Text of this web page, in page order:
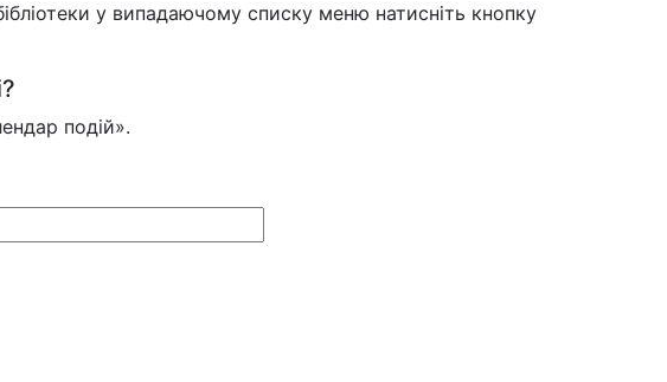
у випадаючому списку меню натисніть кнопку
подій».